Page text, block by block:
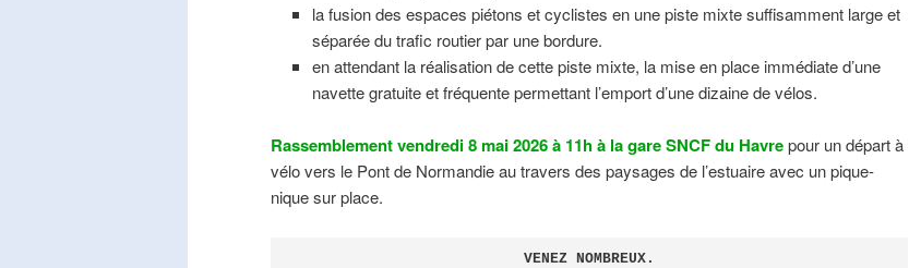
la fusion des espaces piétons et cyclistes en une piste mixte suffisamment large et
séparée du trafic routier par une bordure.
en attendant la réalisation de cette piste mixte, la mise en place immédiate d’une
navette gratuite et fréquente permettant l’emport d’une dizaine de vélos.
Rassemblement vendredi 8 mai 2026 à 11h à la gare SNCF du Havrepour un départ à
vélo vers le Pont de Normandie au travers des paysages de l’estuaire avec un pique-
nique sur place.
VENEZ NOMBREUX.